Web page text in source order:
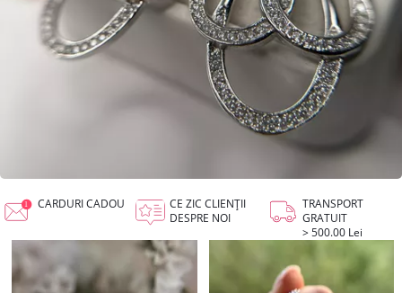
CARDURI CADOU
CE ZIC CLIENȚII
DESPRE NOI
TRANSPORT
GRATUIT
> 500.00 Lei